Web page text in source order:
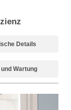
Details
und Wartung